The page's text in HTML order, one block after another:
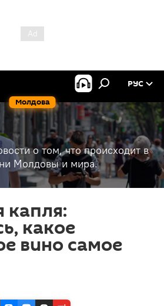
Молдова
РУС
о том, что происходит в
Молдовы и мира.
капля:
какое
вино самое